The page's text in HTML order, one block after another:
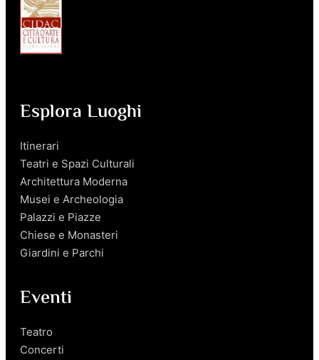
Esplora Luoghi
Itinerari
Teatri e Spazi Culturali
Architettura Moderna
Musei e Archeologia
Palazzi e Piazze
Chiese e Monasteri
Giardini e Parchi
Eventi
Teatro
Concerti